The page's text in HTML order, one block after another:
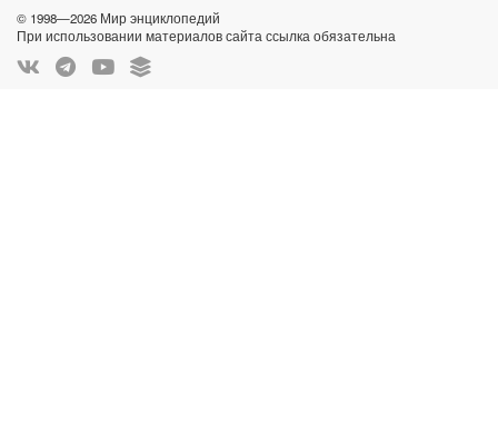
© 1998—2026 Мир энциклопедий
При использовании материалов сайта ссылка обязательна